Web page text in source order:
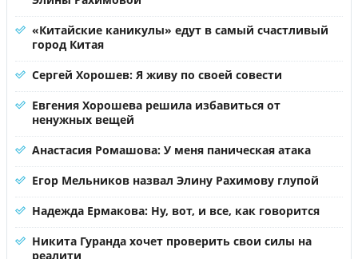
«Китайские каникулы» едут в самый счастливый
город Китая
Сергей Хорошев: Я живу по своей совести
Евгения Хорошева решила избавиться от
ненужных вещей
Анастасия Ромашова: У меня паническая атака
Егор Мельников назвал Элину Рахимову глупой
Надежда Ермакова: Ну, вот, и все, как говорится
Никита Гуранда хочет проверить свои силы на
реалити